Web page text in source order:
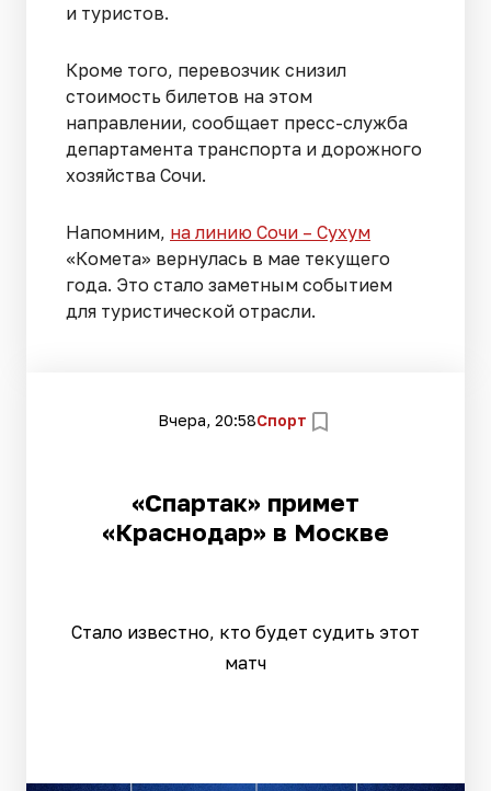
и туристов.
Кроме того, перевозчик снизил
стоимость билетов на этом
направлении, сообщает пресс-служба
департамента транспорта и дорожного
хозяйства Сочи.
Напомним, на линию Сочи – Сухум
«Комета» вернулась в мае текущего
года. Это стало заметным событием
для туристической отрасли.
Вчера, 20:58Спорт
«Спартак» примет
«Краснодар» в Москве
Стало известно, кто будет судить этот
матч